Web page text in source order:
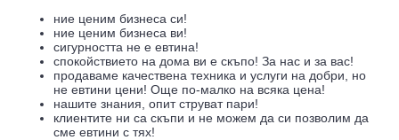
ние ценим бизнеса си!
ние ценим бизнеса ви!
сигурността не е евтина!
спокойствието на дома ви е скъпо! За нас и за вас!
продаваме качествена техника и услуги на добри, но
не евтини цени! Още по-малко на всяка цена!
нашите знания, опит струват пари!
клиентите ни са скъпи и не можем да си позволим да
сме евтини с тях!